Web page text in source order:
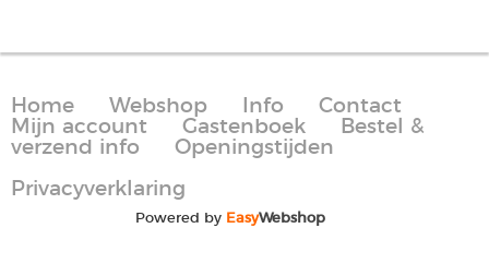
Home Webshop Info
Contact
Mijn account
Gastenboek
Bestel &
verzend info
Openingstijden
Privacyverklaring
Powered by EasyWebshop